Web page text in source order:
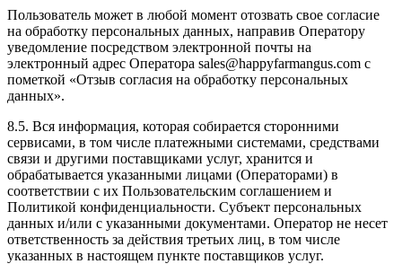
Пользователь может в любой момент отозвать свое согласие
на обработку персональных данных, направив Оператору
уведомление посредством электронной почты на
электронный адрес Оператора sales@happyfarmangus.com с
пометкой «Отзыв согласия на обработку персональных
данных».
8.5. Вся информация, которая собирается сторонними
сервисами, в том числе платежными системами, средствами
связи и другими поставщиками услуг, хранится и
обрабатывается указанными лицами (Операторами) в
соответствии с их Пользовательским соглашением и
Политикой конфиденциальности. Субъект персональных
данных и/или с указанными документами. Оператор не несет
ответственность за действия третьих лиц, в том числе
указанных в настоящем пункте поставщиков услуг.